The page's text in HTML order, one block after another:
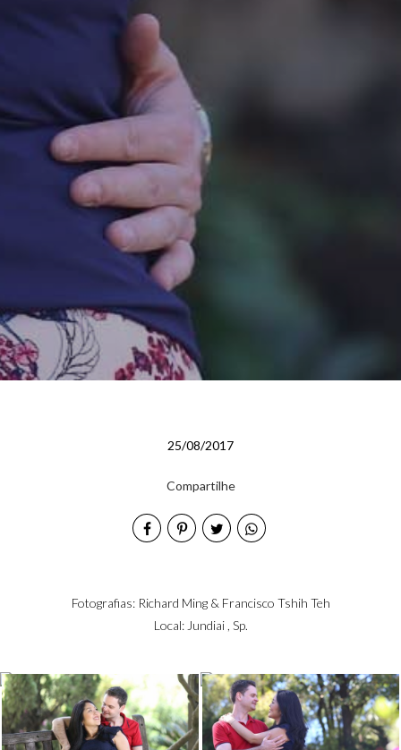
25/08/2017
Compartilhe
Fotografias: Richard Ming & Francisco Tshih Teh
Local: Jundiai , Sp.